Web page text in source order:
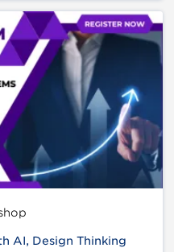
AI, Design Thinking